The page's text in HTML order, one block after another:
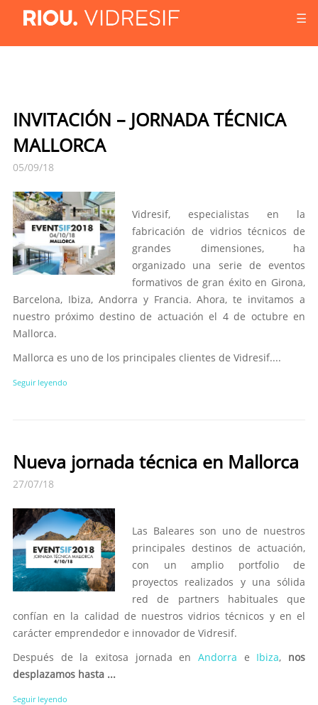
☰
INVITACIÓN – JORNADA TÉCNICA
MALLORCA
05/09/18
Vidresif, especialistas en la
fabricación de vidrios técnicos de
grandes dimensiones, ha
organizado una serie de eventos
formativos de gran éxito en Girona,
Barcelona, Ibiza, Andorra y Francia. Ahora, te invitamos a
nuestro próximo destino de actuación el 4 de octubre en
Mallorca.
Mallorca es uno de los principales clientes de Vidresif....
Seguir leyendo
Nueva jornada técnica en Mallorca
27/07/18
Las Baleares son uno de nuestros
principales destinos de actuación,
con un amplio portfolio de
proyectos realizados y una sólida
red de partners habituales que
confían en la calidad de nuestros vidrios técnicos y en el
carácter emprendedor e innovador de Vidresif.
Después de la exitosa jornada en Andorra e Ibiza, nos
desplazamos hasta ...
Seguir leyendo